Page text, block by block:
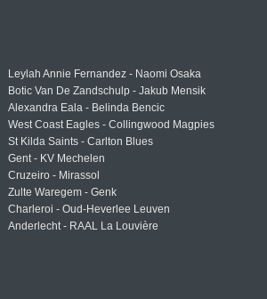
Leylah Annie Fernandez - Naomi Osaka
Botic Van De Zandschulp - Jakub Mensik
Alexandra Eala - Belinda Bencic
West Coast Eagles - Collingwood Magpies
St Kilda Saints - Carlton Blues
Gent - KV Mechelen
Cruzeiro - Mirassol
Zulte Waregem - Genk
Charleroi - Oud-Heverlee Leuven
Anderlecht - RAAL La Louvière